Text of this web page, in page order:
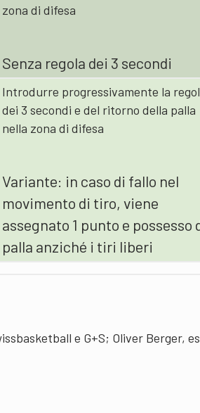
zona di difesa
Senza regola dei 3 secondi
Introdurre progressivamente la
dei 3 secondi e del ritorno della palla
nella zona di difesa
Variante: in caso di fallo nel
movimento di tiro, viene
assegnato 1 punto e possesso
palla anziché i tiri liberi
e G+S; Oliver Berger,